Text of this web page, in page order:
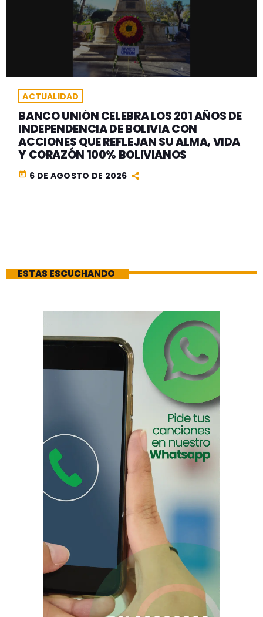
ACTUALIDAD
BANCO UNIÓN CELEBRA LOS 201 AÑOS DE
INDEPENDENCIA DE BOLIVIA CON
ACCIONES QUE REFLEJAN SU ALMA, VIDA
Y CORAZÓN 100% BOLIVIANOS
today 6 DE AGOSTO DE 2026
ESTAS ESCUCHANDO